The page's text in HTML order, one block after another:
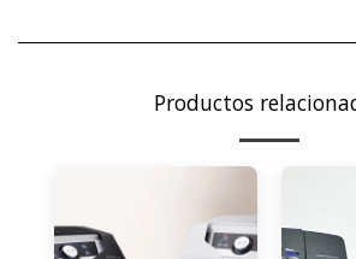
Productos